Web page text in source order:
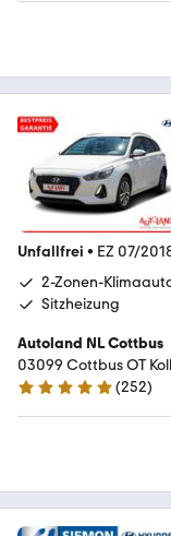
Unfallfrei • EZ 07/
2-Zonen-
Sitzheizung
Autoland NL Cottbus
03099 Cottbus OT
4.8 Sterne
(252)